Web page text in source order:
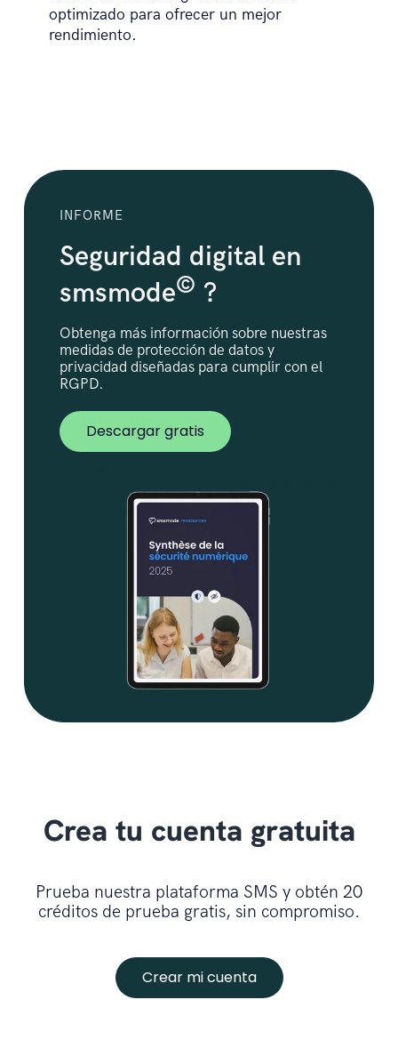
optimizado para ofrecer un mejor
rendimiento.
INFORME
Seguridad digital en
smsmode© ?
Obtenga más información sobre nuestras
medidas de protección de datos y
privacidad diseñadas para cumplir con el
RGPD.
Descargar gratis
Crea tu cuenta gratuita
Prueba nuestra plataforma SMS y obtén 20
créditos de prueba gratis, sin compromiso.
Crear mi cuenta